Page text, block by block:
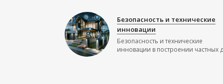
Безопасность и технические
инновации
Безопасность и технические
инновации в построении частных